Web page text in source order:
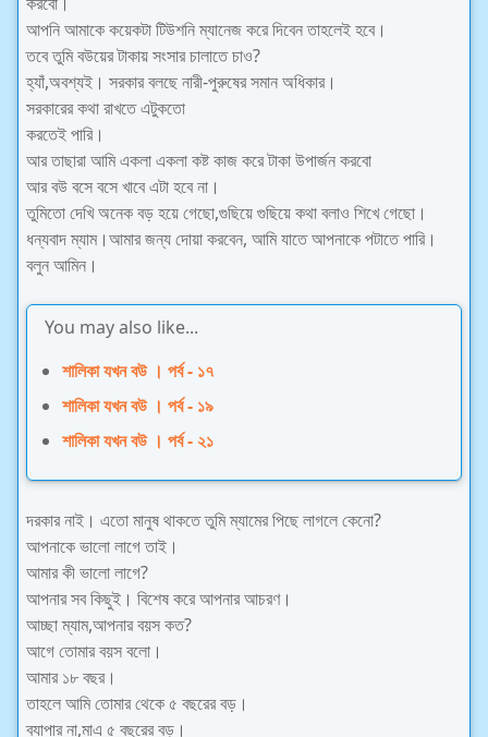
আপনি আমাকে কয়েকটা টিউশনি ম্যানেজ করে দিবেন তাহলেই হবে।
তবে তুমি বউয়ের টাকায় সংসার চালাতে চাও?
হ্যাঁ,অবশ্যই। সরকার বলছে নারী-পুরুষের সমান অধিকার।
সরকারের কথা রাখতে এটুকতো
করতেই পারি।
আর তাছারা আমি একলা একলা কষ্ট কাজ করে টাকা উপার্জন করবো
আর বউ বসে বসে খাবে এটা হবে না।
তুমিতো দেখি অনেক বড় হয়ে গেছো,গুছিয়ে গুছিয়ে কথা বলাও শিখে গেছো।
ধন্যবাদ ম্যাম।আমার জন্য দোয়া করবেন, আমি যাতে আপনাকে পটাতে পারি।
বলুন আমিন।
You may also like...
শালিকা যখন বউ । পর্ব - ১৭
শালিকা যখন বউ । পর্ব - ১৯
শালিকা যখন বউ । পর্ব - ২১
দরকার নাই। এতো মানুষ থাকতে তুমি ম্যামের পিছে লাগলে কেনো?
আপনাকে ভালো লাগে তাই।
আমার কী ভালো লাগে?
আপনার সব কিছুই। বিশেষ করে আপনার আচরণ।
আচ্ছা ম্যাম,আপনার বয়স কত?
আগে তোমার বয়স বলো।
আমার ১৮ বছর।
তাহলে আমি তোমার থেকে ৫ বছরের বড়।
ব্যাপার না,মাএ ৫ বছরের বড়।